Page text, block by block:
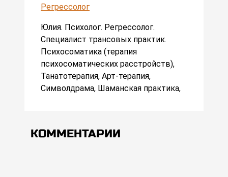
Регрессолог
Юлия. Психолог. Регрессолог.
Специалист трансовых практик.
Психосоматика (терапия
психосоматических расстройств),
Танатотерапия, Арт-терапия,
Символдрама, Шаманская практика,
КОММЕНТАРИИ